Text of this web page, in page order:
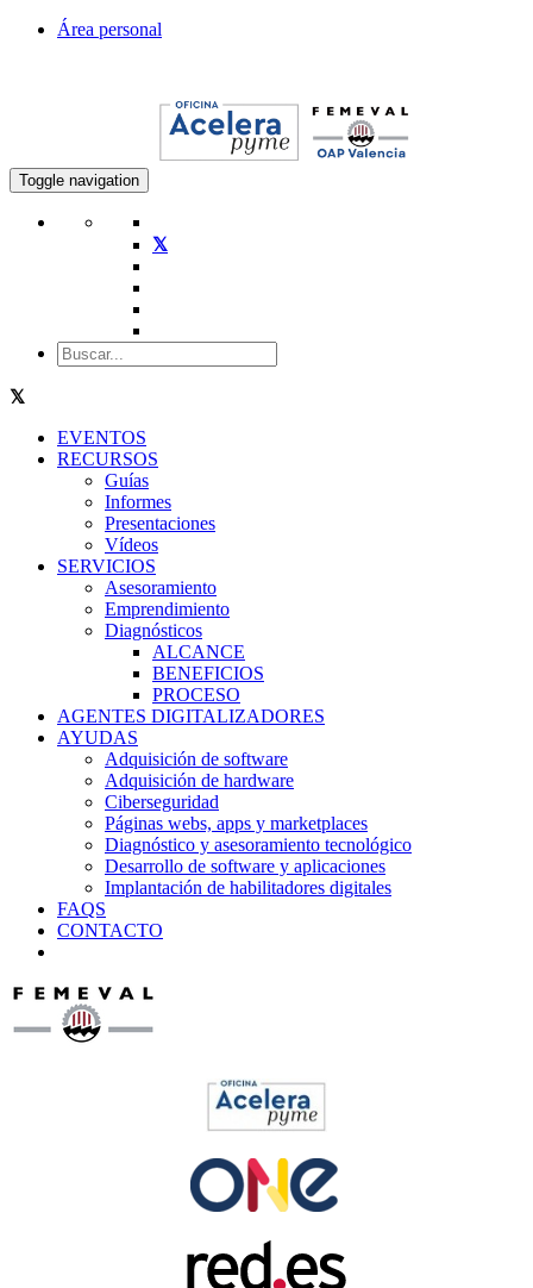
Área personal
Toggle navigation
EVENTOS
RECURSOS
Guías
Informes
Presentaciones
Vídeos
SERVICIOS
Asesoramiento
Emprendimiento
Diagnósticos
ALCANCE
BENEFICIOS
PROCESO
AGENTES DIGITALIZADORES
AYUDAS
Adquisición de software
Adquisición de hardware
Ciberseguridad
Páginas webs, apps y marketplaces
Diagnóstico y asesoramiento tecnológico
Desarrollo de software y aplicaciones
Implantación de habilitadores digitales
FAQS
CONTACTO